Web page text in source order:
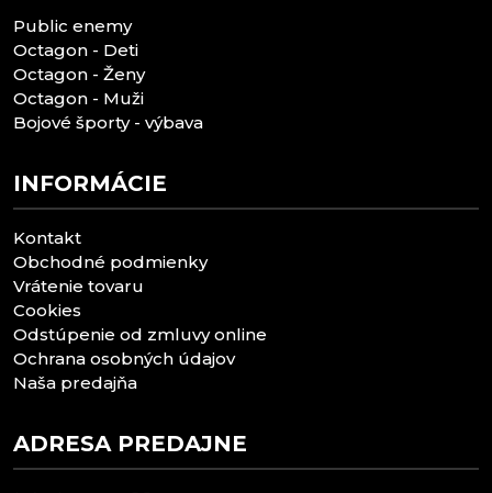
Public enemy
Octagon - Deti
Octagon - Ženy
Octagon - Muži
Bojové športy - výbava
INFORMÁCIE
Kontakt
Obchodné podmienky
Vrátenie tovaru
Cookies
Odstúpenie od zmluvy online
Ochrana osobných údajov
Naša predajňa
ADRESA PREDAJNE